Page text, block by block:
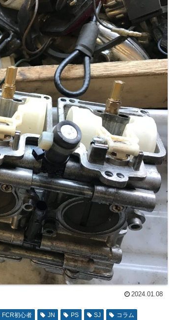
2024.01.08
FCR初心者 JN PS SJ コラム